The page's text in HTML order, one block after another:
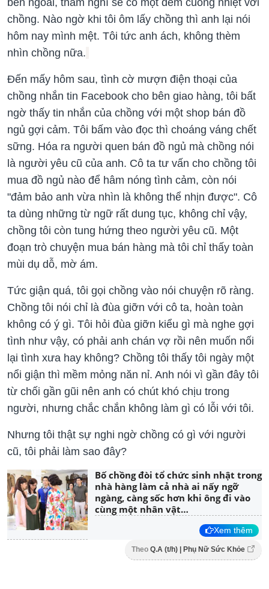
bên ngoài, thầm nghĩ sẽ có một đêm cuồng nhiệt với
chồng. Nào ngờ khi tôi ôm lấy chồng thì anh lại nói
hôm nay mình mệt. Tôi tức anh ách, không thèm
nhìn chồng nữa.
Đến mấy hôm sau, tình cờ mượn điện thoại của
chồng nhắn tin Facebook cho bên giao hàng, tôi bất
ngờ thấy tin nhắn của chồng với một shop bán đồ
ngủ gợi cảm. Tôi bấm vào đọc thì choáng váng chết
sững. Hóa ra người quen bán đồ ngủ mà chồng nói
là người yêu cũ của anh. Cô ta tư vấn cho chồng tôi
mua đồ ngủ nào để hâm nóng tình cảm, còn nói
"đảm bảo anh vừa nhìn là không thể nhịn được". Cô
ta dùng những từ ngữ rất dung tục, không chỉ vậy,
chồng tôi còn tung hứng theo người yêu cũ. Một
đoạn trò chuyện mua bán hàng mà tôi chỉ thấy toàn
mùi dụ dỗ, mờ ám.
Tức giận quá, tôi gọi chồng vào nói chuyện rõ ràng.
Chồng tôi nói chỉ là đùa giỡn với cô ta, hoàn toàn
không có ý gì. Tôi hỏi đùa giỡn kiểu gì mà nghe gợi
tình như vậy, có phải anh chán vợ rồi nên muốn nối
lại tình xưa hay không? Chồng tôi thấy tôi ngày một
nổi giận thì mềm mỏng năn nỉ. Anh nói vì gần đây tôi
từ chối gần gũi nên anh có chút khó chịu trong
người, nhưng chắc chắn không làm gì có lỗi với tôi.
Nhưng tôi thật sự nghi ngờ chồng có gì với người
cũ, tôi phải làm sao đây?
Bố chồng đòi tổ chức sinh nhật trong
nhà hàng làm cả nhà ai nấy ngỡ
ngàng, càng sốc hơn khi ông đi vào
cùng một nhân vật…
Xem thêm
Theo Q.A (t/h) | Phụ Nữ Sức Khỏe